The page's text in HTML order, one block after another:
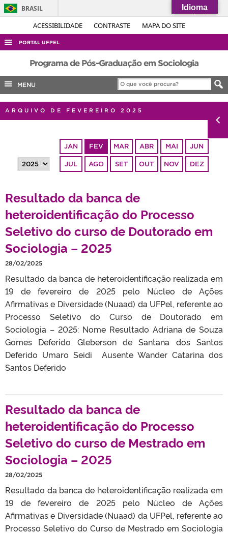
ACESSIBILIDADE CONTRASTE MAPA DO SITE
BRASIL
Simplifique!
Acesso à informação
Legislação
Canais
PORTAL UFPEL
ACESSO À INFORMAÇÃO
AUDITORIA
COBALTO
CONCURSOS
OUVIDORIA
TELEFONES
Programa de Pós-Graduação em Sociologia
MENU
ARQUIVO DE FEVEREIRO 2025
JAN FEV MAR ABR MAI JUN
JUL AGO SET OUT NOV DEZ
Resultado da banca de
heteroidentificação do Processo
Seletivo do curso de Doutorado em
Sociologia – 2025
28/02/2025
Resultado da banca de heteroidentificação realizada em
19 de fevereiro de 2025 pelo Núcleo de Ações
Afirmativas e Diversidade (Nuaad) da UFPel, referente ao
Processo Seletivo do Curso de Doutorado em
Sociologia – 2025: Nome Resultado Adriana de Souza
Gomes Deferido Gleberson de Santana dos Santos
Deferido Umaro Seidi Ausente Wander Catarina dos
Santos Deferido
Resultado da banca de
heteroidentificação do Processo
Seletivo do curso de Mestrado em
Sociologia – 2025
28/02/2025
Resultado da banca de heteroidentificação realizada em
19 de fevereiro de 2025 pelo Núcleo de Ações
Afirmativas e Diversidade (Nuaad) da UFPel, referente ao
Processo Seletivo do Curso de Mestrado em Sociologia
Idioma